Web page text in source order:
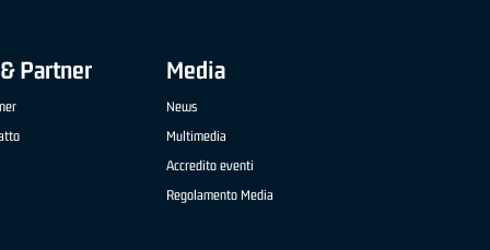
Partner Media
News
Multimedia
Accredito eventi
Regolamento Media